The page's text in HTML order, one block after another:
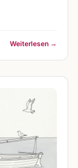
Weiterlesen →